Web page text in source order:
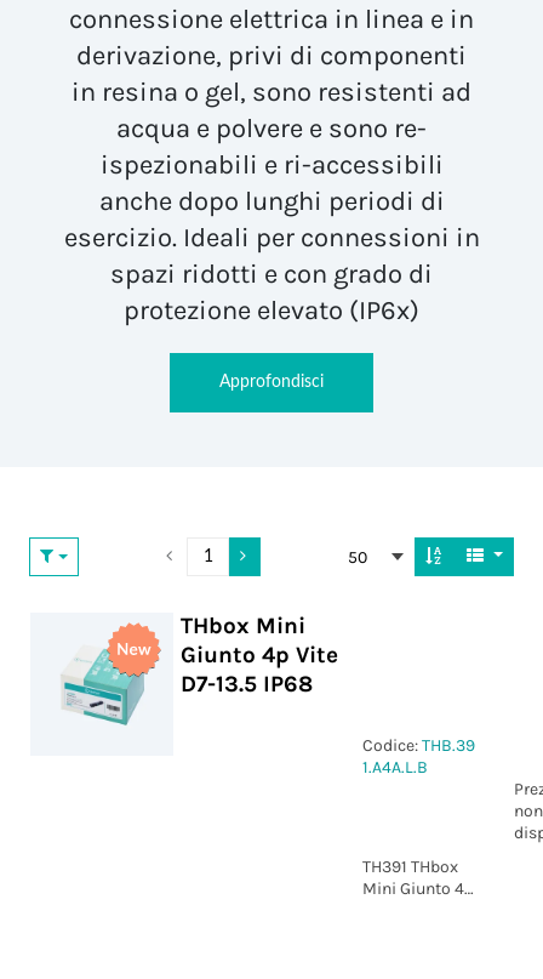
connessione elettrica in linea e in
derivazione, privi di componenti
in resina o gel, sono resistenti ad
acqua e polvere e sono re-
ispezionabili e ri-accessibili
anche dopo lunghi periodi di
esercizio. Ideali per connessioni in
spazi ridotti e con grado di
protezione elevato (IP6x)
Approfondisci
50
THbox Mini
Giunto 4p Vite
D7-13.5 IP68
Codice:THB.39
1.A4A.L.B
non
TH391 THbox
Mini Giunto 4p